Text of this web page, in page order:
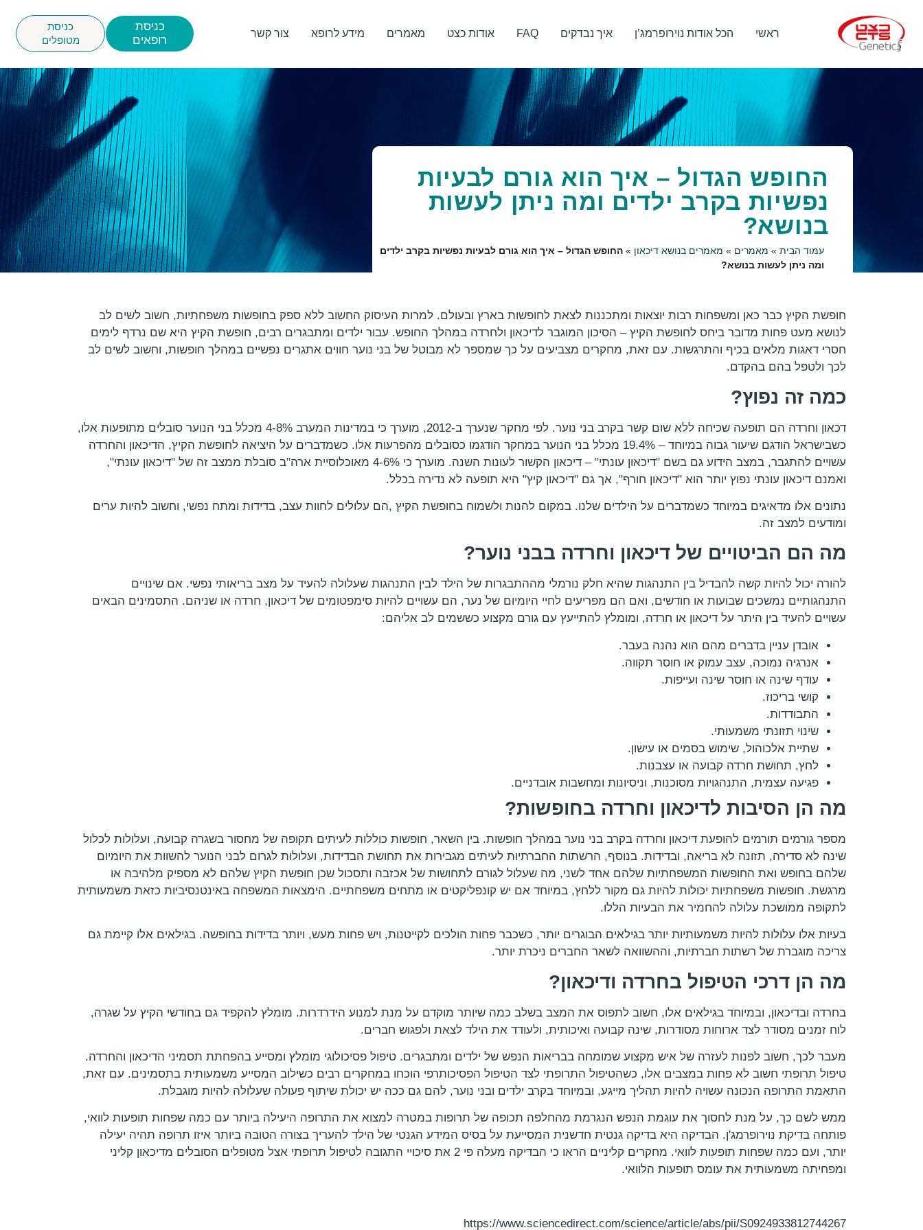
ראשי הכל אודות נוירופרמג’ן איך נבדקים FAQ אודות כצט מאמרים מידע לרופא צור קשר
כניסת
רופאים
כניסת
מטופלים
החופש הגדול – איך הוא גורם לבעיות
נפשיות בקרב ילדים ומה ניתן לעשות
בנושא?
עמוד הבית » מאמרים » מאמרים בנושא דיכאון » החופש הגדול – איך הוא גורם לבעיות נפשיות בקרב ילדים
ומה ניתן לעשות בנושא?
חופשת הקיץ כבר כאן ומשפחות רבות יוצאות ומתכננות לצאת לחופשות בארץ ובעולם. למרות העיסוק החשוב ללא ספק בחופשות משפחתיות, חשוב לשים לב
לנושא מעט פחות מדובר ביחס לחופשת הקיץ – הסיכון המוגבר לדיכאון ולחרדה במהלך החופש. עבור ילדים ומתבגרים רבים, חופשת הקיץ היא שם נרדף לימים
חסרי דאגות מלאים בכיף והתרגשות. עם זאת, מחקרים מצביעים על כך שמספר לא מבוטל של בני נוער חווים אתגרים נפשיים במהלך חופשות, וחשוב לשים לב
לכך ולטפל בהם בהקדם.
כמה זה נפוץ?
דכאון וחרדה הם תופעה שכיחה ללא שום קשר בקרב בני נוער. לפי מחקר שנערך ב-2012, מוערך כי במדינות המערב 4-8% מכלל בני הנוער סובלים מתופעות אלו,
כשבישראל הודגם שיעור גבוה במיוחד – 19.4% מכלל בני הנוער במחקר הודגמו כסובלים מהפרעות אלו. כשמדברים על היציאה לחופשת הקיץ, הדיכאון והחרדה
עשויים להתגבר, במצב הידוע גם בשם "דיכאון עונתי" – דיכאון הקשור לעונות השנה. מוערך כי 4-6% מאוכלוסיית ארה"ב סובלת ממצב זה של "דיכאון עונתי",
ואמנם דיכאון עונתי נפוץ יותר הוא "דיכאון חורף", אך גם "דיכאון קיץ" היא תופעה לא נדירה בכלל.
נתונים אלו מדאיגים במיוחד כשמדברים על הילדים שלנו. במקום להנות ולשמוח בחופשת הקיץ ,הם עלולים לחוות עצב, בדידות ומתח נפשי, וחשוב להיות ערים
ומודעים למצב זה.
מה הם הביטויים של דיכאון וחרדה בבני נוער?
להורה יכול להיות קשה להבדיל בין התנהגות שהיא חלק נורמלי מההתבגרות של הילד לבין התנהגות שעלולה להעיד על מצב בריאותי נפשי. אם שינויים
התנהגותיים נמשכים שבועות או חודשים, ואם הם מפריעים לחיי היומיום של נער, הם עשויים להיות סימפטומים של דיכאון, חרדה או שניהם. התסמינים הבאים
עשויים להעיד בין היתר על דיכאון או חרדה, ומומלץ להתייעץ עם גורם מקצוע כששמים לב אליהם:
אובדן עניין בדברים מהם הוא נהנה בעבר.
אנרגיה נמוכה, עצב עמוק או חוסר תקווה.
עודף שינה או חוסר שינה ועייפות.
קושי בריכוז.
התבודדות.
שינוי תזונתי משמעותי.
שתיית אלכוהול, שימוש בסמים או עישון.
לחץ, תחושת חרדה קבועה או עצבנות.
פגיעה עצמית, התנהגויות מסוכנות, וניסיונות ומחשבות אובדניים.
מה הן הסיבות לדיכאון וחרדה בחופשות?
מספר גורמים תורמים להופעת דיכאון וחרדה בקרב בני נוער במהלך חופשות. בין השאר, חופשות כוללות לעיתים תקופה של מחסור בשגרה קבועה, ועלולות לכלול
שינה לא סדירה, תזונה לא בריאה, ובדידות. בנוסף, הרשתות החברתיות לעיתים מגבירות את תחושת הבדידות, ועלולות לגרום לבני הנוער להשוות את היומיום
שלהם בחופש ואת החופשות המשפחתיות שלהם אחד לשני, מה שעלול לגורם לתחושות של אכזבה ותסכול שכן חופשת הקיץ שלהם לא מספיק מלהיבה או
מרגשת. חופשות משפחתיות יכולות להיות גם מקור ללחץ, במיוחד אם יש קונפליקטים או מתחים משפחתיים. הימצאות המשפחה באינטנסיביות כזאת משמעותית
לתקופה ממושכת עלולה להחמיר את הבעיות הללו.
בעיות אלו עלולות להיות משמעותיות יותר בגילאים הבוגרים יותר, כשכבר פחות הולכים לקייטנות, ויש פחות מעש, ויותר בדידות בחופשה. בגילאים אלו קיימת גם
צריכה מוגברת של רשתות חברתיות, וההשוואה לשאר החברים ניכרת יותר.
מה הן דרכי הטיפול בחרדה ודיכאון?
בחרדה ובדיכאון, ובמיוחד בגילאים אלו, חשוב לתפוס את המצב בשלב כמה שיותר מוקדם על מנת למנוע הידרדרות. מומלץ להקפיד גם בחודשי הקיץ על שגרה,
לוח זמנים מסודר לצד ארוחות מסודרות, שינה קבועה ואיכותית, ולעודד את הילד לצאת ולפגוש חברים.
מעבר לכך, חשוב לפנות לעזרה של איש מקצוע שמומחה בבריאות הנפש של ילדים ומתבגרים. טיפול פסיכולוגי מומלץ ומסייע בהפחתת תסמיני הדיכאון והחרדה.
טיפול תרופתי חשוב לא פחות במצבים אלו, כשהטיפול התרופתי לצד הטיפול הפסיכותרפי הוכחו במחקרים רבים כשילוב המסייע משמעותית בתסמינים. עם זאת,
התאמת התרופה הנכונה עשויה להיות תהליך מייגע, ובמיוחד בקרב ילדים ובני נוער, להם גם ככה יש יכולת שיתוף פעולה שעלולה להיות מוגבלת.
ממש לשם כך, על מנת לחסוך את עוגמת הנפש הנגרמת מהחלפה תכופה של תרופות במטרה למצוא את התרופה היעילה ביותר עם כמה שפחות תופעות לוואי,
פותחה בדיקת נוירופרמג'ן. הבדיקה היא בדיקה גנטית חדשנית המסייעת על בסיס המידע הגנטי של הילד להעריך בצורה הטובה ביותר איזו תרופה תהיה יעילה
יותר, ועם כמה שפחות תופעות לוואי. מחקרים קליניים הראו כי הבדיקה מעלה פי 2 את סיכויי התגובה לטיפול תרופתי אצל מטופלים הסובלים מדיכאון קליני
ומפחיתה משמעותית את עומס תופעות הלוואי.
https://www.sciencedirect.com/science/article/abs/pii/S0924933812744267